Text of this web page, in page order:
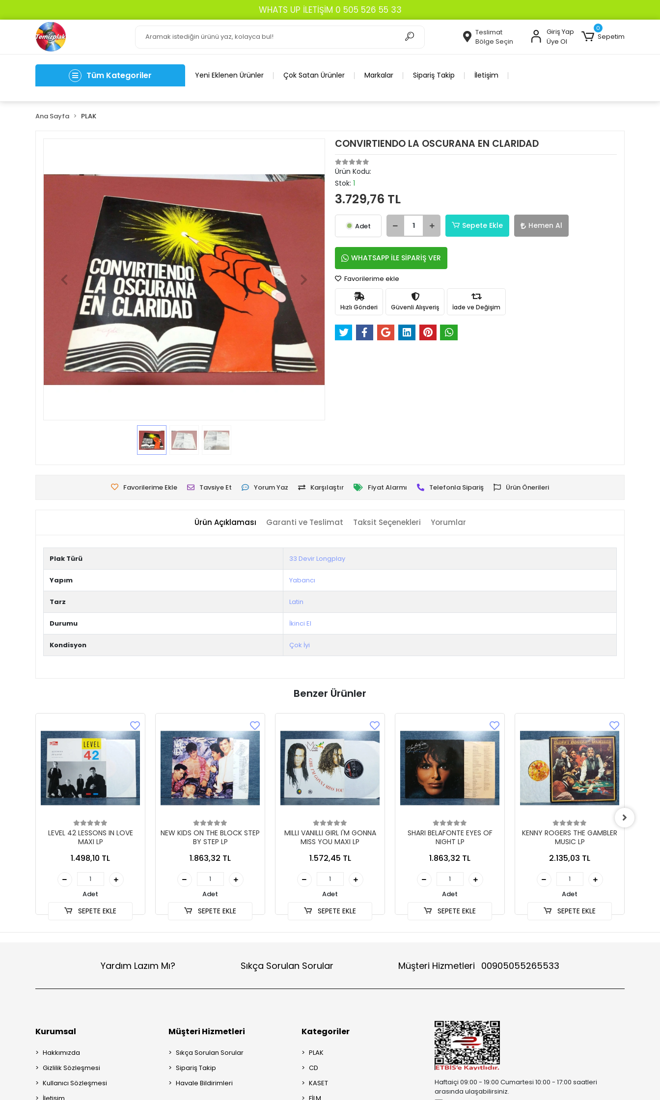
WHATS UP İLETİŞİM 0 505 526 55 33
Teslimat
Bölge Seçin
Giriş Yap
Üye Ol
0
Sepetim
Tüm Kategoriler Yeni Eklenen Ürünler Çok Satan Ürünler Markalar Sipariş Takip İletişim
Ana Sayfa PLAK
CONVIRTIENDO LA OSCURANA EN CLARIDAD
Ürün Kodu:
Stok: 1
3.729,76 TL
Adet Sepete Ekle Hemen Al
WHATSAPP İLE SİPARİŞ VER
Favorilerime ekle
Hızlı Gönderi Güvenli Alışveriş İade ve Değişim
Favorilerime Ekle Tavsiye Et Yorum Yaz Karşılaştır Fiyat Alarmı Telefonla Sipariş Ürün Önerileri
Ürün Açıklaması Garanti ve Teslimat Taksit Seçenekleri Yorumlar
Plak Türü 33 Devir Longplay
Yapım Yabancı
Tarz Latin
Durumu İkinci El
Kondisyon Çok İyi
Benzer Ürünler
LEVEL 42 LESSONS IN LOVE
MAXI LP
1.498,10 TL
Adet
SEPETE EKLE
NEW KIDS ON THE BLOCK STEP
BY STEP LP
1.863,32 TL
Adet
SEPETE EKLE
MILLI VANILLI GIRL I'M GONNA
MISS YOU MAXI LP
1.572,45 TL
Adet
SEPETE EKLE
SHARI BELAFONTE EYES OF
NIGHT LP
1.863,32 TL
Adet
SEPETE EKLE
KENNY ROGERS THE GAMBLER
MUSIC LP
2.135,03 TL
Adet
SEPETE EKLE
Yardım Lazım Mı? Sıkça Sorulan Sorular Müşteri Hizmetleri 00905055265533
Kurumsal
Hakkımızda
Gizlilik Sözleşmesi
Kullanıcı Sözleşmesi
Müşteri Hizmetleri
Sıkça Sorulan Sorular
Sipariş Takip
Havale Bildirimleri
Kategoriler
PLAK
CD
KASET
Haftaiçi 09:00 - 19:00 Cumartesi 10:00 - 17:00 saatleri
arasında ulaşabilirsiniz.